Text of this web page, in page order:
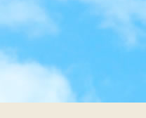
食農教育
JAみえな
助け合い
高齢者福